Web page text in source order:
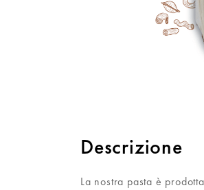
Descrizione
La nostra pasta è